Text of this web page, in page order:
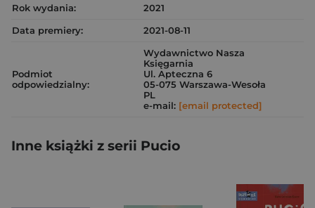
Rok wydania:
2021
Data premiery:
2021-08-11
Podmiot
odpowiedzialny:
Wydawnictwo Nasza
Księgarnia
Ul. Apteczna 6
05-075 Warszawa-Wesoła
PL
e-mail: [email protected]
Inne książki z serii Pucio